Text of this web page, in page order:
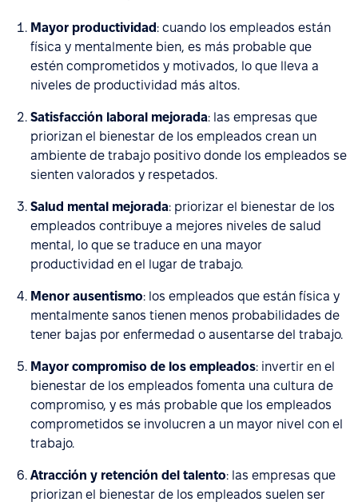
Mayor productividad : cuando los empleados están
física y mentalmente bien, es más probable que
estén comprometidos y motivados, lo que lleva a
niveles de productividad más altos.
Satisfacción laboral mejorada: las empresas que
priorizan el bienestar de los empleados crean un
ambiente de trabajo positivo donde los empleados se
sienten valorados y respetados.
Salud mental mejorada: priorizar el bienestar de los
empleados contribuye a mejores niveles de salud
mental, lo que se traduce en una mayor
productividad en el lugar de trabajo.
Menor ausentismo: los empleados que están física y
mentalmente sanos tienen menos probabilidades de
tener bajas por enfermedad o ausentarse del trabajo.
Mayor compromiso de los empleados: invertir en el
bienestar de los empleados fomenta una cultura de
compromiso, y es más probable que los empleados
comprometidos se involucren a un mayor nivel con el
trabajo.
Atracción y retención del talento: las empresas que
priorizan el bienestar de los empleados suelen ser